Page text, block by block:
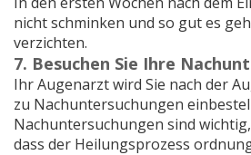
nicht schminken und so gut es
verzichten.
7. Besuchen Sie Ihre
Ihr Augenarzt wird Sie nach der
zu Nachuntersuchungen
Nachuntersuchungen sind
dass der Heilungsprozess